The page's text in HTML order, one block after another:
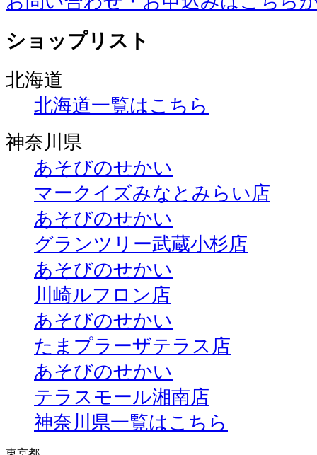
ショップリスト
北海道
北海道一覧はこちら
神奈川県
あそびのせかい
マークイズみなとみらい店
あそびのせかい
グランツリー武蔵小杉店
あそびのせかい
川崎ルフロン店
あそびのせかい
たまプラーザテラス店
あそびのせかい
テラスモール湘南店
神奈川県一覧はこちら